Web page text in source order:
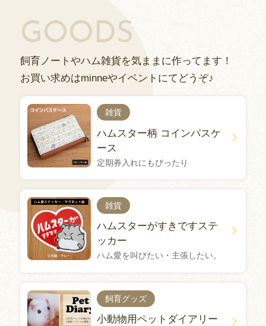
GOODS
飼育ノートやハム雑貨を気ままに作ってます！
お買い求めはminneやイベントにてどうぞ♪
雑貨
ハムスター柄 コインパスケ
ース
定期券入れにもぴったり
雑貨
ハムスターがすきですステ
ッカー
ハム愛を叫びたい・主張したい。
飼育グッズ
小動物用ペットダイアリー